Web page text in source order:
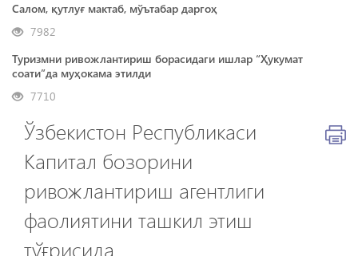
Салом, қутлуғ мактаб, мўътабар даргоҳ
7982
Туризмни ривожлантириш борасидаги ишлар “Ҳукумат
соати”да муҳокама этилди
7710
Ўзбекистон Республикаси
Капитал бозорини
ривожлантириш агентлиги
фаолиятини ташкил этиш
тўғрисида